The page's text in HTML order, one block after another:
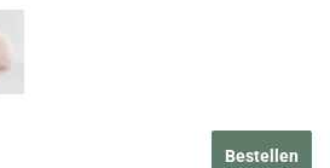
Bestellen